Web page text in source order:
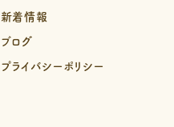
新着情報
ブログ
プライバシーポリシー